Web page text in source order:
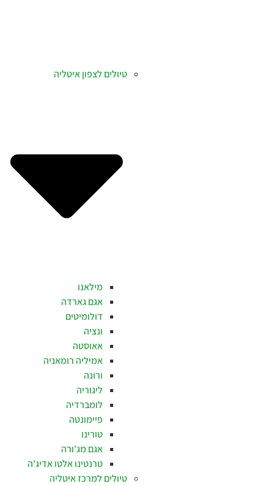
טיולים לצפון איטליה
מילאנו
אגם גארדה
דולומיטים
ונציה
אאוסטה
אמיליה רומאניה
ורונה
ליגוריה
לומברדיה
פיימונטה
טורינו
אגם מג'ורה
טרנטינו אלטו אדיג'ה
טיולים למרכז איטליה